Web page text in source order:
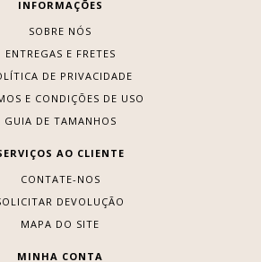
INFORMAÇÕES
SOBRE NÓS
ENTREGAS E FRETES
DE PRIVACIDADE
E CONDIÇÕES DE USO
GUIA DE TAMANHOS
AO CLIENTE
CONTATE-NOS
DEVOLUÇÃO
MAPA DO SITE
MINHA CONTA